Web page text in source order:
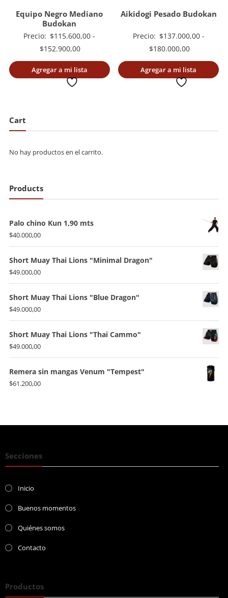
Equipo Negro Mediano
Budokan
Precio: $115.600,00 -
$152.900,00Rango
de
precios:
Agregar a mi lista
Aikidogi Pesado Budokan
Precio: $137.000,00 -
$180.000,00Rango
de
precios:
Agregar a mi lista
Cart
No hay productos en el carrito.
Products
Palo chino Kun 1,90 mts
$40.000,00
Short Muay Thai Lions "Minimal Dragon"
$49.000,00
Short Muay Thai Lions "Blue Dragon"
$49.000,00
Short Muay Thai Lions "Thai Cammo"
$49.000,00
Remera sin mangas Venum "Tempest"
$61.200,00
Secciones
Inicio
Buenos momentos
Quiénes somos
Contacto
Productos